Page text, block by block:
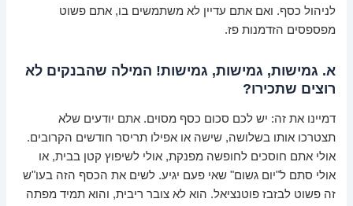
לניהול כסף. ואם אתם עדיין לא משתמשים בו, אתם פשוט
מפספסים הזדמנות פז.
א. גמישות, גמישות, גמישות! המילה שהבנקים לא
רוצים שתכירו?
דמיינו את זה: יש לכם סכום כסף מסוים. אתם יודעים שלא
תצטרכו אותו בשלושה, שישה או אפילו תריסר חודשים הקרובים.
אולי אתם חוסכים לחופשה מפנקת, אולי לשיפוץ קטן בבית, או
אולי סתם ל"יום גשום" שאי פעם יגיע. לשים את הכסף הזה בעו"ש
זה פשוט לבזבז פוטנציאל. הוא לא צובר ריבית, והוא תמיד מפתה